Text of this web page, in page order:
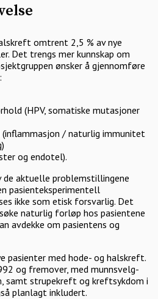
omtrent 2,5 % av nye
Det trengs mer kunnskap om
ønsker å gjennomføre
(HPV, somatiske mutasjoner
/ naturlig immunitet
og endotel).
aktuelle problemstillingene
pasienteksperimentell
ikke som etisk forsvarlig. Det
naturlig forløp hos pasientene
avdekke om pasientens og
pasienter med hode- og halskreft.
og fremover, med munnsvelg-
samt strupekreft og kreftsykdom i
planlagt inkludert.